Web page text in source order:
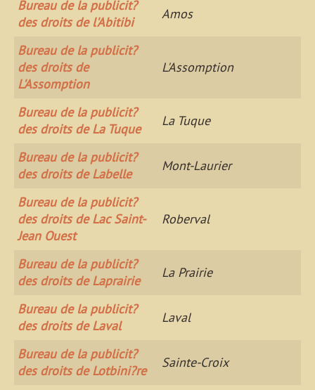
Bureau de la publicit?
des droits de l'Abitibi
Amos
Bureau de la publicit?
des droits de
L'Assomption
L'Assomption
Bureau de la publicit?
des droits de La Tuque
La Tuque
Bureau de la publicit?
des droits de Labelle
Mont-Laurier
Bureau de la publicit?
des droits de Lac Saint-
Jean Ouest
Roberval
Bureau de la publicit?
des droits de Laprairie
La Prairie
Bureau de la publicit?
des droits de Laval
Laval
Bureau de la publicit?
des droits de Lotbini?re
Sainte-Croix